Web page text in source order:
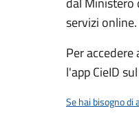
servizi online.
Per
l'app CieID
Se hai bisogno di